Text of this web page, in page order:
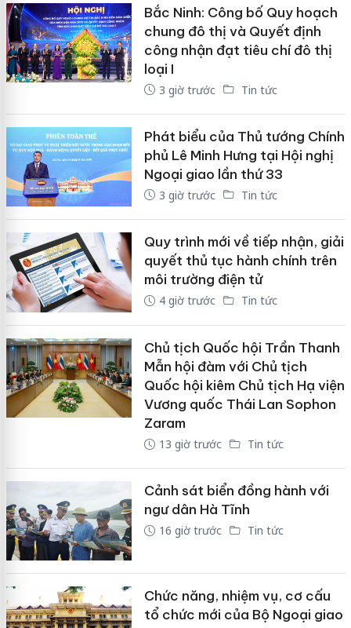
Bắc Ninh: Công bố Quy hoạch
chung đô thị và Quyết định
công nhận đạt tiêu chí đô thị
loại I
3 giờ trước Tin tức
Phát biểu của Thủ tướng Chính
phủ Lê Minh Hưng tại Hội nghị
Ngoại giao lần thứ 33
3 giờ trước Tin tức
Quy trình mới về tiếp nhận, giải
quyết thủ tục hành chính trên
môi trường điện tử
4 giờ trước Tin tức
Chủ tịch Quốc hội Trần Thanh
Mẫn hội đàm với Chủ tịch
Quốc hội kiêm Chủ tịch Hạ viện
Vương quốc Thái Lan Sophon
Zaram
13 giờ trước Tin tức
Cảnh sát biển đồng hành với
ngư dân Hà Tĩnh
16 giờ trước Tin tức
Chức năng, nhiệm vụ, cơ cấu
tổ chức mới của Bộ Ngoại giao